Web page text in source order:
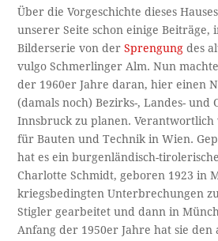
Über die Vorgeschichte dieses
unserer Seite schon einige Beiträge,
Bilderserie von derSprengung des
vulgo Schmerlinger Alm. Nun
der 1960er Jahre daran, hier einen
(damals noch) Bezirks-, Landes- und
Innsbruck zu planen.
für Bauten und Technik in Wien.
hat es ein burgenländisch-
Charlotte Schmidt, geboren 1923 in
kriegsbedingten Unterbrechungen
Stigler gearbeitet und dann in
Anfang der 1950er Jahre hat sie den